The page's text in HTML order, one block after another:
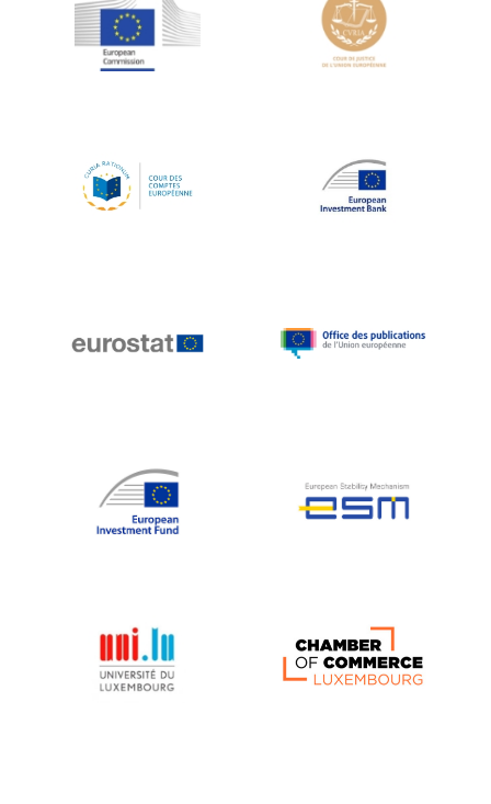
Jean-Louis Schiltz
Jean-Victor Louis
Johnny Åkerholm
Katharien L.C. Hunt
Klaus-Heiner Lehne
Koen LENAERTS
Lars Heikensten
Lucas Papademos
Máire Geoghegan-Quinn